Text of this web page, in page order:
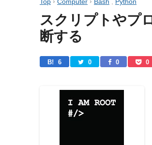
Top › Computer › Bash , Python
スクリプトやプ
断する
B! 6 0 0 0